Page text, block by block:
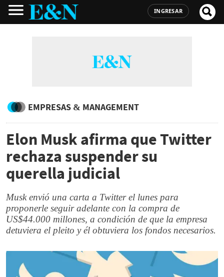
INGRESAR
EMPRESAS & MANAGEMENT
Elon Musk afirma que Twitter
rechaza suspender su
querella judicial
Musk envió una carta a Twitter el lunes para
proponerle seguir adelante con la compra de
US$44.000 millones, a condición de que la empresa
detuviera el pleito y él obtuviera los fondos necesarios.